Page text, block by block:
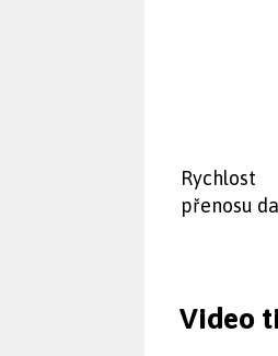
Rychlost
přenosu
Video